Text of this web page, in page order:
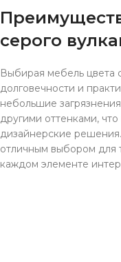
серого
Выбирая мебель цвета
долговечности и
небольшие
другими оттенками,
дизайнерские
отличным выбором для
каждом элементе